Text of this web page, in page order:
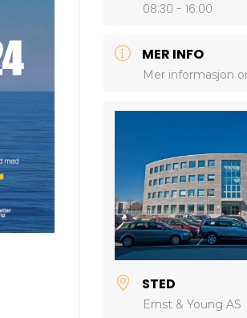
08:30 - 16:00
MER INFO
Mer informasjon
STED
Ernst & Young AS